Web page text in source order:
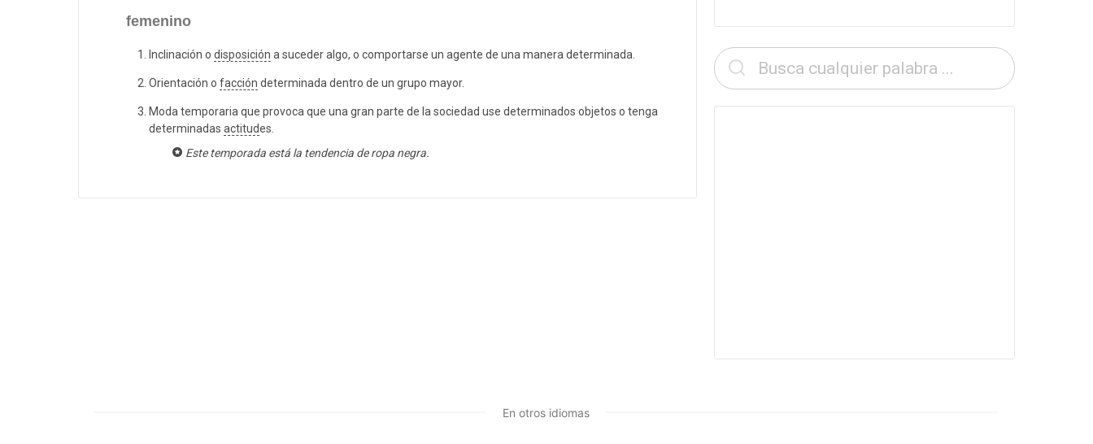
femenino
Inclinación o disposición a suceder algo, o comportarse un agente de una manera determinada.
Orientación o facción determinada dentro de un grupo mayor.
Moda temporaria que provoca que una gran parte de la sociedad use determinados objetos o tenga
determinadas actitudes.
Este temporada está la tendencia de ropa negra.
En otros idiomas